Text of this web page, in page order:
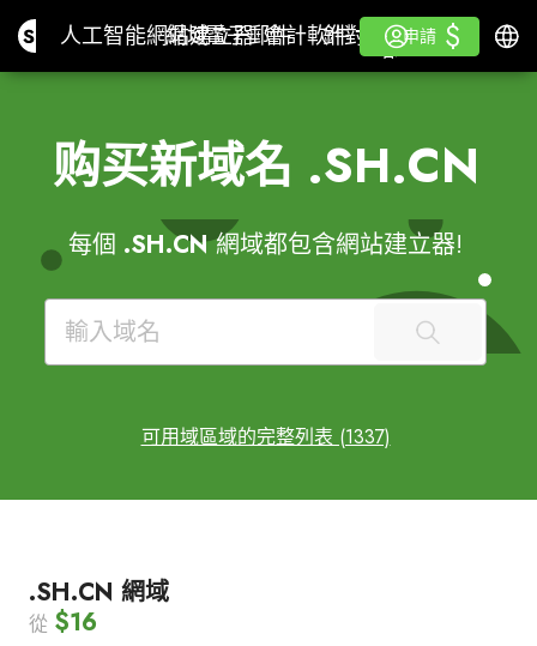
Site.pro人工智能網站建立器
人工智能網站建立器
網域
網域電子郵件
電子郵件會計軟件
會計軟件針對經銷商白色標籤
針對經銷商
白色標籤
學
學申請
申請
登入 $
$ 繁體
购买新域名 .SH.CN
每個 .SH.CN網域都包含網站建立器!
可用域區域的完整列表 (1337)
.SH.CN 網域
從 $16